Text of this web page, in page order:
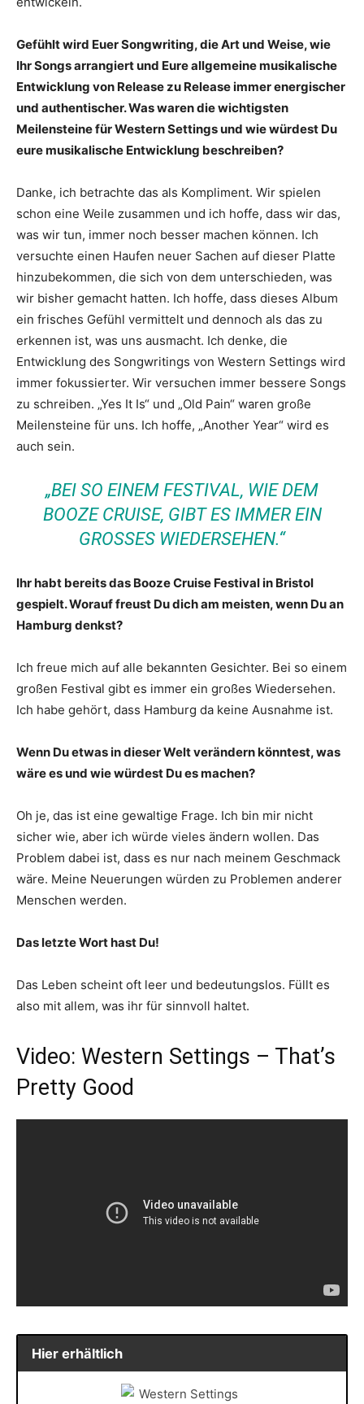
Gefühlt wird Euer Songwriting, die Art und Weise, wie
Ihr Songs arrangiert und Eure allgemeine musikalische
Entwicklung von Release zu Release immer energischer
und authentischer. Was waren die wichtigsten
Meilensteine für Western Settings und wie würdest Du
eure musikalische Entwicklung beschreiben?
Danke, ich betrachte das als Kompliment. Wir spielen
schon eine Weile zusammen und ich hoffe, dass wir das,
was wir tun, immer noch besser machen können. Ich
versuchte einen Haufen neuer Sachen auf dieser Platte
hinzubekommen, die sich von dem unterschieden, was
wir bisher gemacht hatten. Ich hoffe, dass dieses Album
ein frisches Gefühl vermittelt und dennoch als das zu
erkennen ist, was uns ausmacht. Ich denke, die
Entwicklung des Songwritings von Western Settings wird
immer fokussierter. Wir versuchen immer bessere Songs
zu schreiben. „Yes It Is“ und „Old Pain“ waren große
Meilensteine für uns. Ich hoffe, „Another Year“ wird es
auch sein.
„BEI SO EINEM FESTIVAL, WIE DEM
BOOZE CRUISE, GIBT ES IMMER EIN
GROSSES WIEDERSEHEN.“
Ihr habt bereits das Booze Cruise Festival in Bristol
gespielt. Worauf freust Du dich am meisten, wenn Du an
Hamburg denkst?
Ich freue mich auf alle bekannten Gesichter. Bei so einem
großen Festival gibt es immer ein großes Wiedersehen.
Ich habe gehört, dass Hamburg da keine Ausnahme ist.
Wenn Du etwas in dieser Welt verändern könntest, was
wäre es und wie würdest Du es machen?
Oh je, das ist eine gewaltige Frage. Ich bin mir nicht
sicher wie, aber ich würde vieles ändern wollen. Das
Problem dabei ist, dass es nur nach meinem Geschmack
wäre. Meine Neuerungen würden zu Problemen anderer
Menschen werden.
Das letzte Wort hast Du!
Das Leben scheint oft leer und bedeutungslos. Füllt es
also mit allem, was ihr für sinnvoll haltet.
Video: Western Settings – That’s
Pretty Good
Hier erhältlich